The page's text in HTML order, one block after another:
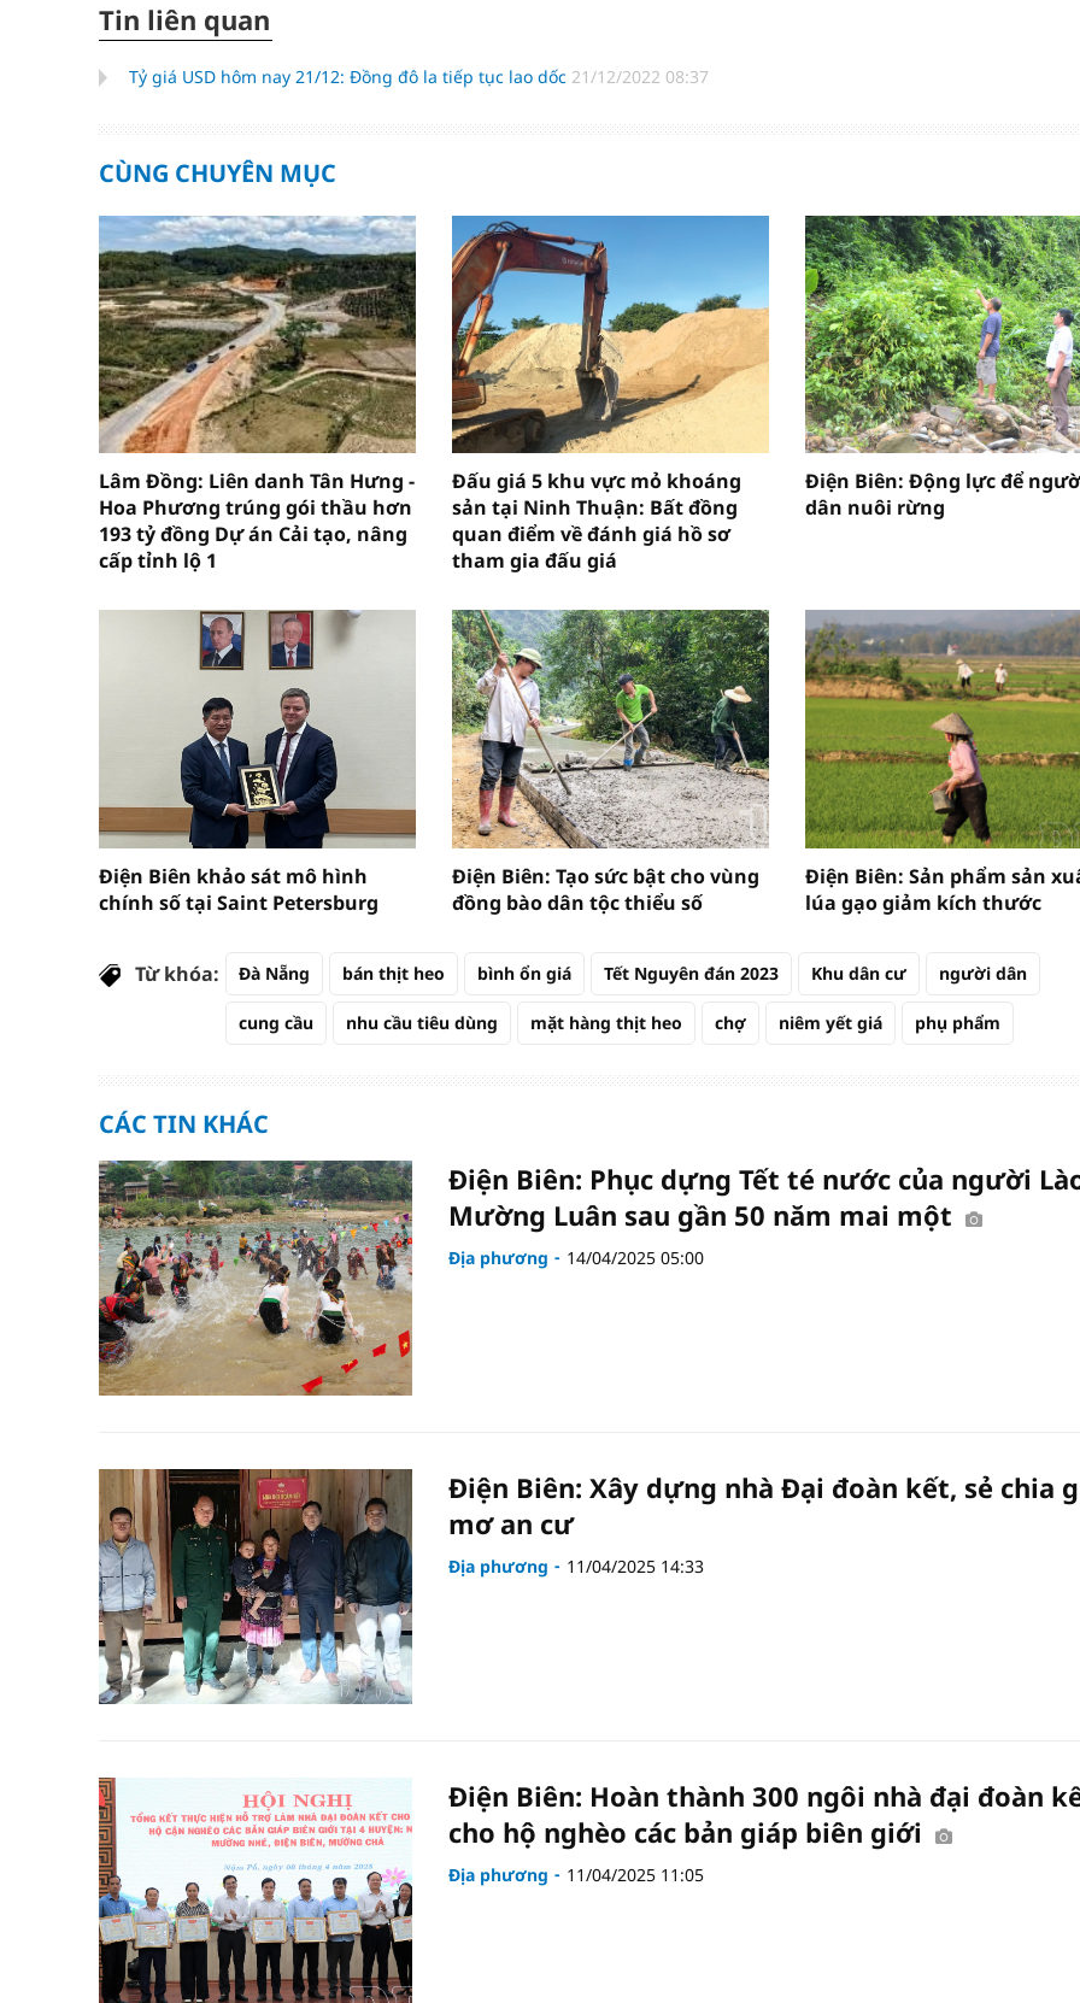
Tin liên quan
Tỷ giá USD hôm nay 21/12: Đồng đô la tiếp tục lao dốc 21/12/2022 08:37
CÙNG CHUYÊN MỤC
Lâm Đồng: Liên danh Tân Hưng -
Hoa Phương trúng gói thầu hơn
193 tỷ đồng Dự án Cải tạo, nâng
cấp tỉnh lộ 1
Đấu giá 5 khu vực mỏ khoáng
sản tại Ninh Thuận: Bất đồng
quan điểm về đánh giá hồ sơ
tham gia đấu giá
Điện Biên: Động lực để
dân nuôi rừng
Điện Biên khảo sát mô hình
chính số tại Saint Petersburg
Điện Biên: Tạo sức bật cho vùng
đồng bào dân tộc thiểu số
Điện Biên: Sản phẩm sản
lúa gạo giảm kích thước
Từ khóa: Đà Nẵng bán thịt heo bình ổn giá Tết Nguyên đán 2023 Khu dân cư người dân
cung cầu nhu cầu tiêu dùng mặt hàng thịt heo chợ niêm yết giá phụ phẩm
CÁC TIN KHÁC
Điện Biên: Phục dựng Tết té nước của người
Mường Luân sau gần 50 năm mai một
Địa phương 14/04/2025 05:00
Điện Biên: Xây dựng nhà Đại đoàn kết, sẻ chia
mơ an cư
Địa phương 11/04/2025 14:33
Điện Biên: Hoàn thành 300 ngôi nhà đại đoàn
cho hộ nghèo các bản giáp biên giới
Địa phương 11/04/2025 11:05